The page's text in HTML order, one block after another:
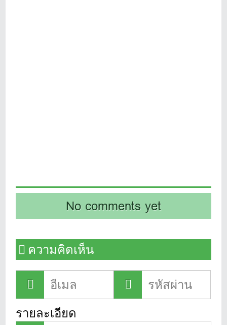
No comments yet
ความคิดเห็น
รายละเอียด